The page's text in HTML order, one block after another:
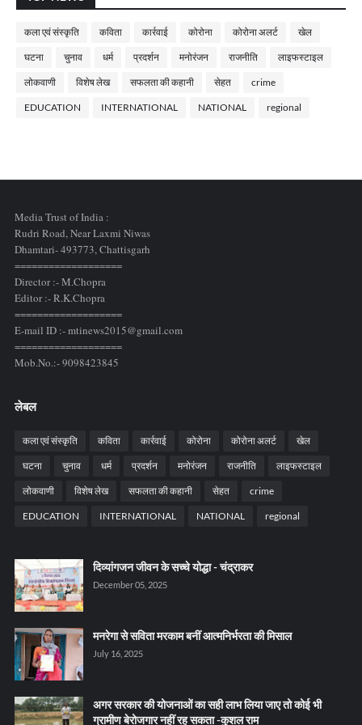
कला एवं संस्कृति कविता कार्रवाई कोरोना कोरोना अलर्ट खेल
घटना चुनाव धर्म प्रदर्शन मनोरंजन राजनीति लाइफस्टाइल
लोकवाणी विशेष लेख सफलता की कहानी सेहत crime
EDUCATION INTERNATIONAL NATIONAL regional
Media Trust of India :
Rudri Road, Near Laxmi Niwas
Dhamtari- 493773,Chattisgarh
===================
Director :- M.Chopra
Editor :- R.K.Chopra
===================
E-mail ID :- mtinews2015@gmail.com
===================
Mob.No.:- 9098423845
लेबल
कला एवं संस्कृति कविता कार्रवाई कोरोना कोरोना अलर्ट खेल
घटना चुनाव धर्म प्रदर्शन मनोरंजन राजनीति लाइफस्टाइल
लोकवाणी विशेष लेख सफलता की कहानी सेहत crime
EDUCATION INTERNATIONAL NATIONAL regional
दिव्यांगजन जीवन के सच्चे योद्धा - चंद्राकर
December 05, 2025
मनरेगा से सविता मरकाम बनीं आत्मनिर्भरता की मिसाल
July 16, 2025
अगर सरकार की योजनाओं का सही लाभ लिया जाए तो कोई भी
ग्रामीण बेरोजगार नहीं रह सकता -कुशल राम